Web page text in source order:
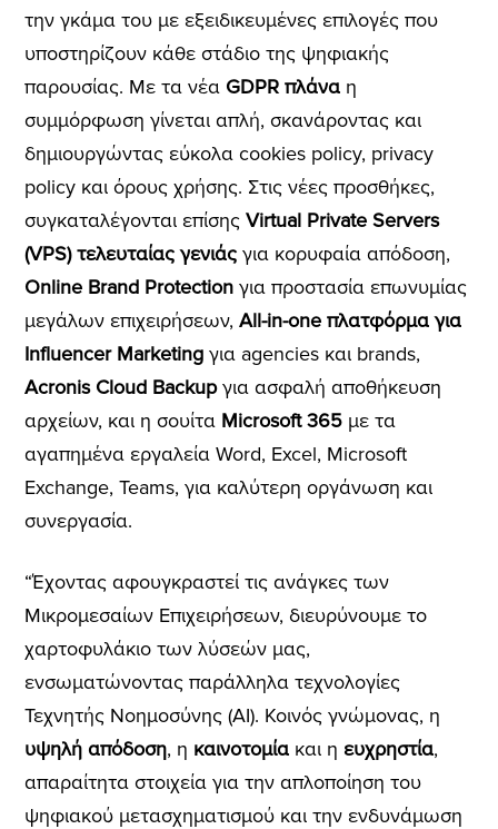
την γκάμα του με εξειδικευμένες επιλογές που
υποστηρίζουν κάθε στάδιο της ψηφιακής
παρουσίας. Με τα νέα GDPR πλάναη
συμμόρφωση γίνεται απλή, σκανάροντας και
δημιουργώντας εύκολα cookies policy, privacy
policy και όρους χρήσης. Στις νέες προσθήκες,
συγκαταλέγονται επίσης Virtual Private Servers
(VPS) τελευταίας γενιάςγια κορυφαία απόδοση,
Οnline Brand Protectionγια προστασία επωνυμίας
μεγάλων επιχειρήσεων, All-in-one πλατφόρμα για
Influencer Marketingγια agencies και brands,
Acronis Cloud Backupγια ασφαλή αποθήκευση
αρχείων, και η σουίτα Microsoft 365με τα
αγαπημένα εργαλεία Word, Excel, Microsoft
Exchange, Teams, για καλύτερη οργάνωση και
συνεργασία.
“Έχοντας αφουγκραστεί τις ανάγκες των
Μικρομεσαίων Επιχειρήσεων, διευρύνουμε το
χαρτοφυλάκιο των λύσεών μας,
ενσωματώνοντας παράλληλα τεχνολογίες
Τεχνητής Νοημοσύνης (AI). Κοινός γνώμονας, η
υψηλή απόδοση, η καινοτομίακαι η ευχρηστία,
απαραίτητα στοιχεία για την απλοποίηση του
ψηφιακού μετασχηματισμού και την ενδυνάμωση